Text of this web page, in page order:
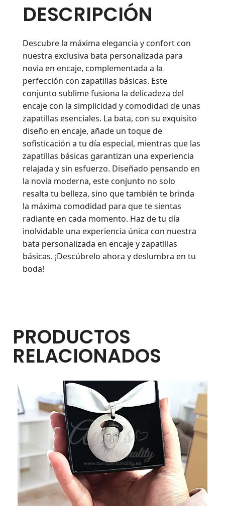
DESCRIPCIÓN
Descubre la máxima elegancia y confort con
nuestra exclusiva bata personalizada para
novia en encaje, complementada a la
perfección con zapatillas básicas. Este
conjunto sublime fusiona la delicadeza del
encaje con la simplicidad y comodidad de unas
zapatillas esenciales. La bata, con su exquisito
diseño en encaje, añade un toque de
sofisticación a tu día especial, mientras que las
zapatillas básicas garantizan una experiencia
relajada y sin esfuerzo. Diseñado pensando en
la novia moderna, este conjunto no solo
resalta tu belleza, sino que también te brinda
la máxima comodidad para que te sientas
radiante en cada momento. Haz de tu día
inolvidable una experiencia única con nuestra
bata personalizada en encaje y zapatillas
básicas. ¡Descúbrelo ahora y deslumbra en tu
boda!
PRODUCTOS
RELACIONADOS